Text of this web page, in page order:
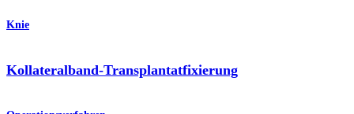
Knie
Kollateralband-Transplantatfixierung